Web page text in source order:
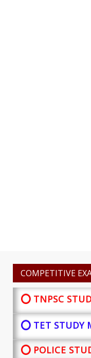
COMPETITIVE
⭕ TNPSC
⭕ TET STUDY
⭕ POLICE